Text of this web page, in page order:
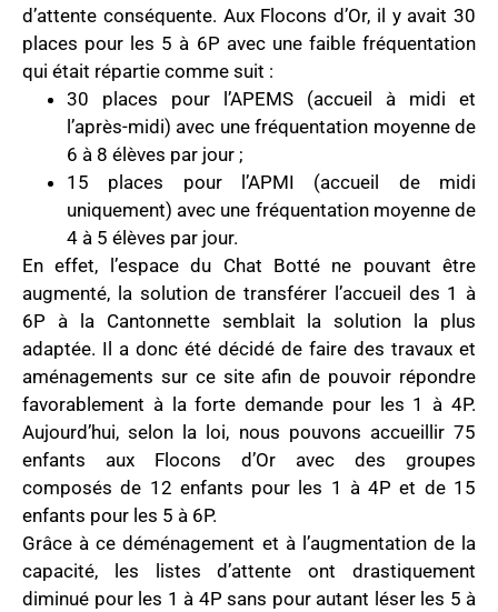
d’attente conséquente. Aux Flocons d’Or, il y avait 30
places pour les 5 à 6P avec une faible fréquentation
qui était répartie comme suit :
30 places pour l’APEMS (accueil à midi et
l’après-midi) avec une fréquentation moyenne de
6 à 8 élèves par jour ;
15 places pour l’APMI (accueil de midi
uniquement) avec une fréquentation moyenne de
4 à 5 élèves par jour.
En effet, l’espace du Chat Botté ne pouvant être
augmenté, la solution de transférer l’accueil des 1 à
6P à la Cantonnette semblait la solution la plus
adaptée. Il a donc été décidé de faire des travaux et
aménagements sur ce site afin de pouvoir répondre
favorablement à la forte demande pour les 1 à 4P.
Aujourd’hui, selon la loi, nous pouvons accueillir 75
enfants aux Flocons d’Or avec des groupes
composés de 12 enfants pour les 1 à 4P et de 15
enfants pour les 5 à 6P.
Grâce à ce déménagement et à l’augmentation de la
capacité, les listes d’attente ont drastiquement
diminué pour les 1 à 4P sans pour autant léser les 5 à